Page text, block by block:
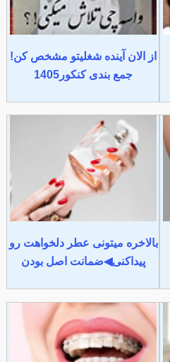
از الان آینده شغلیتو مشخص کن!
جمع بندی کنکور1405
بالاخره میتونی عطر دلخواهت رو
پیداکنی◀ضمانت اصل بودن